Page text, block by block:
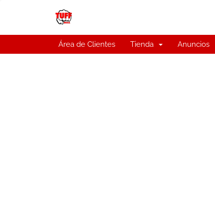
Área de Clientes Tienda Anuncios